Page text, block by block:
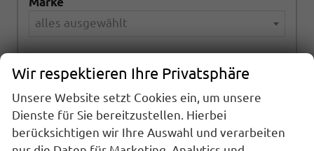
alles ausgewählt
alles ausgewählt
Kraftstoffart
alles ausgewählt
Wir respektieren Ihre Privatsphäre
Unsere Website setzt Cookies ein, um unsere
Dienste für Sie bereitzustellen. Hierbei
berücksichtigen wir Ihre Auswahl und verarbeiten